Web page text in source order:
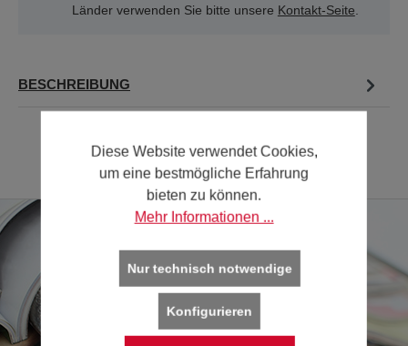
Länder verwenden Sie bitte unsere Kontakt-Seite.
BESCHREIBUNG
Diese Website verwendet Cookies,
um eine bestmögliche Erfahrung
bieten zu können.
Mehr Informationen ...
Nur technisch notwendige
Konfigurieren